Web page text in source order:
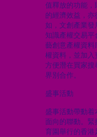
值釋放的功能，
的經濟效益，
如，文創產業發
知識產權交易
藝創意產權資
權資料，並加入
方便潛在買家
界別合作。
盛事活動
盛事活動帶動
面向的聯動。
育園舉行的香